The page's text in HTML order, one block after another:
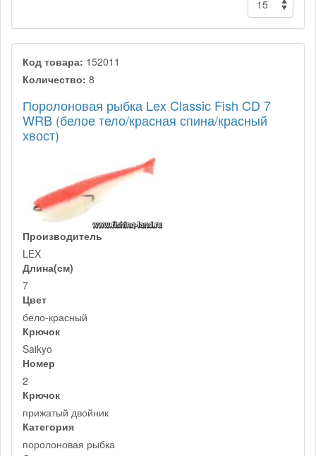
Код товара: 152011
Количество: 8
Поролоновая рыбка Lex Classic Fish CD 7
WRB (белое тело/красная спина/красный
хвост)
Производитель
LEX
Длина(см)
7
Цвет
бело-красный
Крючок
Saikyo
Номер
2
Крючок
прижатый двойник
Категория
поролоновая рыбка